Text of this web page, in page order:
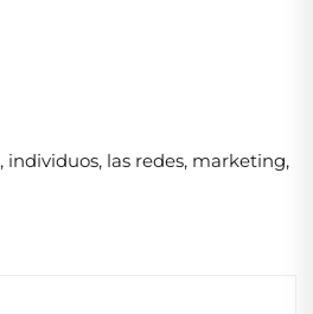
, individuos, las redes, marketing,